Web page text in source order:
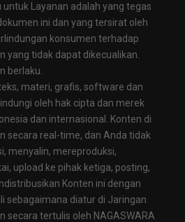
untuk Layanan adalah yang tegas
ini dan yang tersirat oleh
konsumen terhadap
yang tidak dapat dikecualikan.
berlaku.
materi, grafis, software dan
oleh hak cipta dan merek
dan internasional. Konten di
secara real-time, dan Anda tidak
menyalin, mereproduksi,
upload ke pihak ketiga, posting,
Konten ini dengan
sebagaimana diatur di Jaringan
secara tertulis oleh NAGASWARA